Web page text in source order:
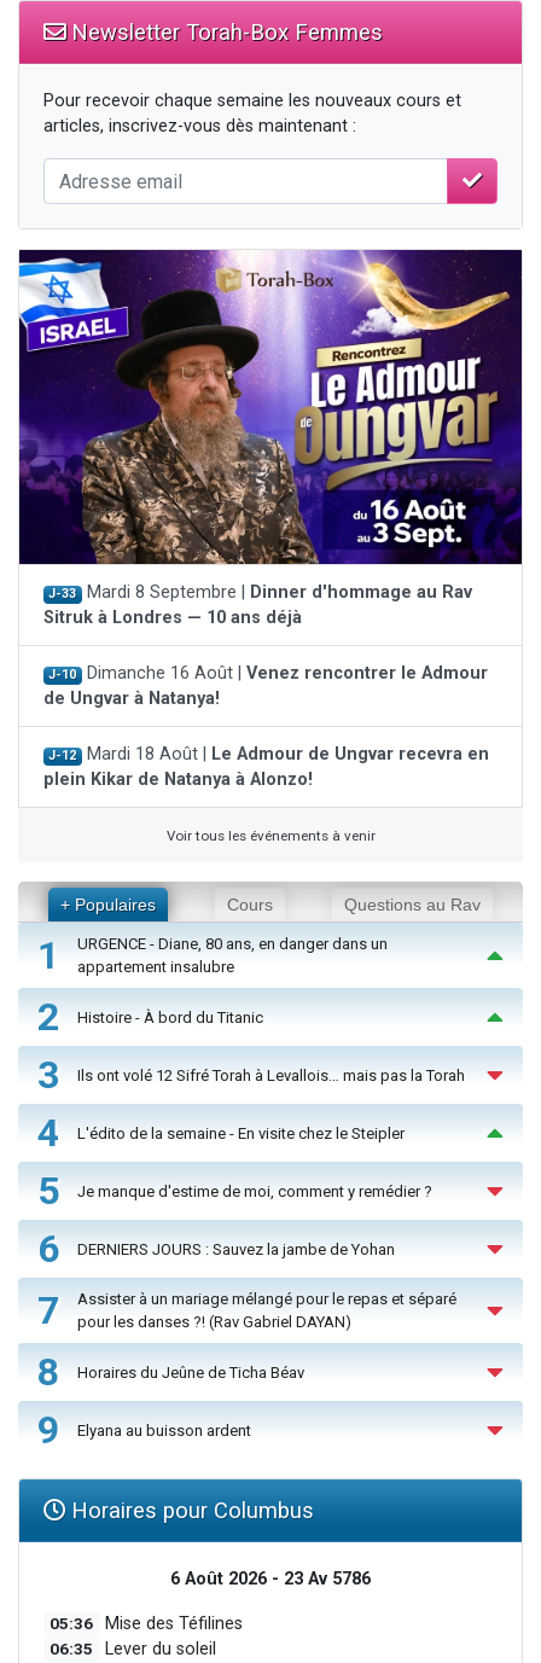
Newsletter Torah-Box Femmes
Pour recevoir chaque semaine les nouveaux cours et
articles, inscrivez-vous dès maintenant :
J-33 Mardi 8 Septembre |
Dinner d'hommage au Rav
Sitruk à Londres — 10 ans déjà
J-10 Dimanche 16 Août | Venez rencontrer le Admour
de Ungvar à Natanya!
J-12 Mardi 18 Août |
Le Admour de Ungvar recevra en
plein Kikar de Natanya à Alonzo!
Voir tous les événements à venir
+ Populaires Cours Questions au Rav
1
URGENCE - Diane, 80 ans, en danger dans un
appartement insalubre
2 Histoire - À bord du Titanic
3 Ils ont volé 12 Sifré Torah à Levallois… mais pas la Torah
4 L'édito de la semaine - En visite chez le Steipler
5 Je manque d'estime de moi, comment y remédier ?
6 DERNIERS JOURS : Sauvez la jambe de Yohan
7
Assister à un mariage mélangé pour le repas et séparé
pour les danses ?! (Rav Gabriel DAYAN)
8 Horaires du Jeûne de Ticha Béav
9 Elyana au buisson ardent
Horaires pour Columbus
6 Août 2026 - 23 Av 5786
05:36 Mise des Téfilines
06:35 Lever du soleil